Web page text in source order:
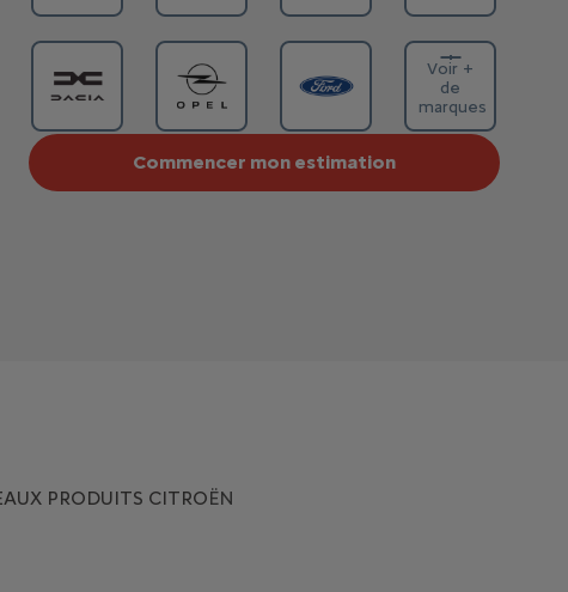
Voir +
de
marques
Commencer mon estimation
PRODUITS CITROËN